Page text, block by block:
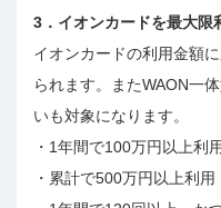
3．イオンカードを最大限
イオンカードの利用金額
られます。またWAON一
いも対象になります。
・1年間で100万円以上利用
・累計で500万円以上利用